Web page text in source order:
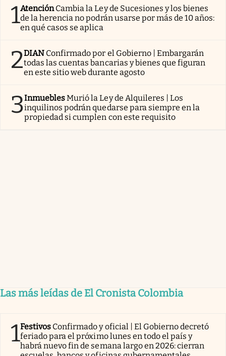
1AtenciónCambia la Ley de Sucesiones y los bienes
de la herencia no podrán usarse por más de 10 años:
en qué casos se aplica
2DIAN Confirmado por el Gobierno | Embargarán
todas las cuentas bancarias y bienes que figuran
en este sitio web durante agosto
3InmueblesMurió la Ley de Alquileres | Los
inquilinos podrán quedarse para siempre en la
propiedad si cumplen con este requisito
Las más leídas de El Cronista Colombia
1Festivos Confirmado y oficial | El Gobierno decretó
feriado para el próximo lunes en todo el país y
habrá nuevo fin de semana largo en 2026: cierran